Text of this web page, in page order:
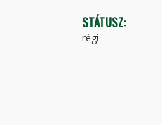
STÁTUSZ:
régi